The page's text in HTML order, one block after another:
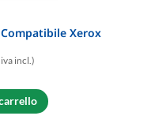
Xerox
incl.)